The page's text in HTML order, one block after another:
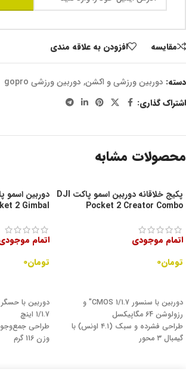
مقايسه افزودن به علاقه مندی
دسته: دوربین ورزشی و اکشن, دوربین ورزشی gopro
اشتراک گذاری:
محصولات مشابه
پکیج خلاقانه دوربین اسمو پاکت DJI
Pocket 2 Creator Combo
اتمام موجودی
تومان۰
دوربین با سنسور CMOS 1/1.7" و
رزولوشن 64 مگاپیکسل
طراحی فشرده و سبک (۴.۱ اونس) با
گیمبال ۳ محور
2 Gimbal
اتمام
تومان۰
1/1.7 اینچ
وزن 116 گرم